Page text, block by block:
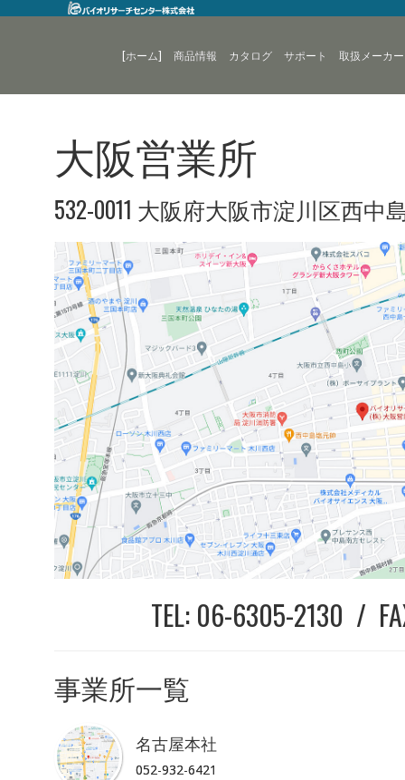
[ホーム] 商品情報 カタログ サポート 取扱メーカー
大阪営業所
532-0011 大阪府大阪市淀川区西中
TEL: 06-6305-2130 /
事業所一覧
名古屋本社
052-932-6421